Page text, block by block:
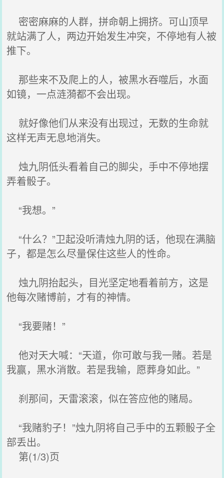
密密麻麻的人群，拼命朝上拥挤。可山顶早
就站满了人，两边开始发生冲突，不停地有人被
推下。
那些来不及爬上的人，被黑水吞噬后，水面
如镜，一点涟漪都不会出现。
就好像他们从来没有出现过，无数的生命就
这样无声无息地消失。
烛九阴低头看着自己的脚尖，手中不停地摆
弄着骰子。
“我想。”
“什么？”卫起没听清烛九阴的话，他现在满脑
子，都是怎么尽量保住这些人的性命。
烛九阴抬起头，目光坚定地看着前方，这是
他每次赌博前，才有的神情。
“我要赌！”
他对天大喊：“天道，你可敢与我一赌。若是
我赢，黑水消散。若是我输，愿葬身如此。”
刹那间，天雷滚滚，似在答应他的赌局。
“我赌豹子！”烛九阴将自己手中的五颗骰子全
部丢出。
第(1/3)页